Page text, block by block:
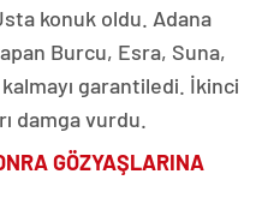
konuk oldu. Adana
Burcu, Esra, Suna,
garantiledi. İkinci
damga vurdu.
GÖZYAŞLARINA